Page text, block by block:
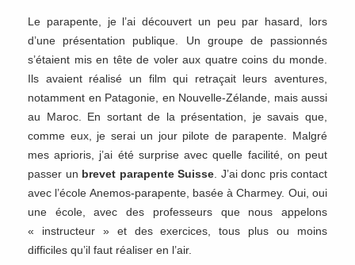
Le parapente, je l’ai découvert un peu par hasard, lors
d’une présentation publique. Un groupe de passionnés
s’étaient mis en tête de voler aux quatre coins du monde.
Ils avaient réalisé un film qui retraçait leurs aventures,
notamment en Patagonie, en Nouvelle-Zélande, mais aussi
au Maroc. En sortant de la présentation, je savais que,
comme eux, je serai un jour pilote de parapente. Malgré
mes aprioris, j’ai été surprise avec quelle facilité, on peut
passer un brevet parapente Suisse . J’ai donc pris contact
avec l’école Anemos-parapente, basée à Charmey. Oui, oui
une école, avec des professeurs que nous appelons
« instructeur » et des exercices, tous plus ou moins
difficiles qu’il faut réaliser en l’air.